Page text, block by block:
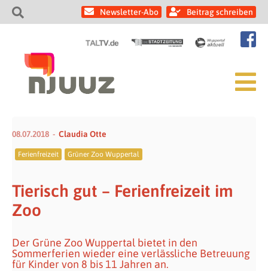
Newsletter-Abo Beitrag schreiben
08.07.2018 Claudia Otte
Ferienfreizeit Grüner Zoo Wuppertal
Tierisch gut – Ferienfreizeit im
Zoo
Der Grüne Zoo Wuppertal bietet in den
Sommerferien wieder eine verlässliche Betreuung
für Kinder von 8 bis 11 Jahren an.